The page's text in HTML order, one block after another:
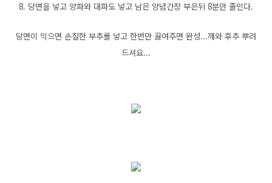
8. 당면을 넣고 양파와 대파도 넣고 남은 양념간장 부은뒤 8분만 졸인다.
당면이 익으면 손질한 부추를 넣고 한번만 끓여주면 완성...깨와 후추 뿌려
드셔요...